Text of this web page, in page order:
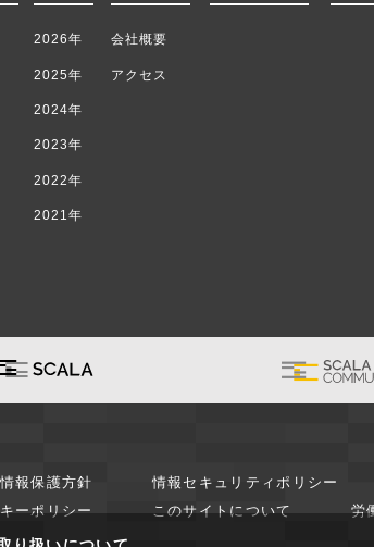
2026年
2025年
2024年
2023年
2022年
2021年
会社概要
アクセス
報保護方針 情報セキュリティポリシー
ーポリシー
このサイトについて 労